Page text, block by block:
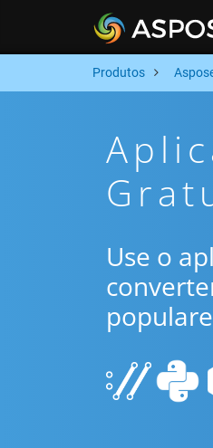
Produtos
Use o